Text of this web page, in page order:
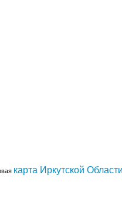
карта Иркутской